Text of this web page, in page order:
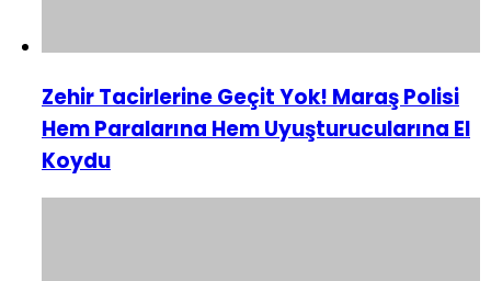
Zehir Tacirlerine Geçit Yok! Maraş Polisi
Hem Paralarına Hem Uyuşturucularına El
Koydu